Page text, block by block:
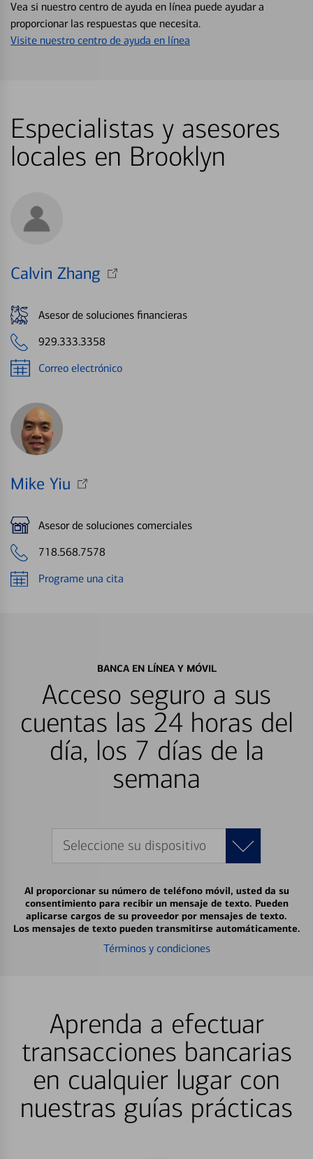
Vea si nuestro centro de ayuda en línea puede ayudar a
proporcionar las respuestas que necesita.
Visite nuestro centro de ayuda en línea
Especialistas y asesores
locales en Brooklyn
Calvin Zhang
Asesor de soluciones financieras
929.333.3358
Correo electrónico
Mike Yiu
Asesor de soluciones comerciales
718.568.7578
Programe una cita
BANCA EN LÍNEA Y MÓVIL
Acceso seguro a sus
cuentas las 24 horas del
día, los 7 días de la
semana
Seleccione su dispositivo
Al proporcionar su número de teléfono móvil, usted da su
consentimiento para recibir un mensaje de texto. Pueden
aplicarse cargos de su proveedor por mensajes de texto.
Los mensajes de texto pueden transmitirse automáticamente.
Términos y condiciones
Aprenda a efectuar
transacciones bancarias
en cualquier lugar con
nuestras guías prácticas